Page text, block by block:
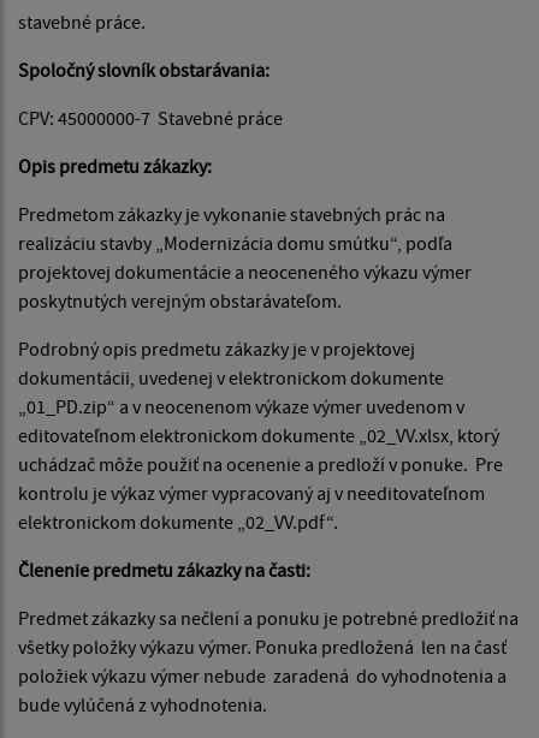
stavebné práce.
Spoločný slovník obstarávania:
CPV: 45000000-7 Stavebné práce
Opis predmetu zákazky:
Predmetom zákazky je vykonanie stavebných prác na
realizáciu stavby „Modernizácia domu smútku“, podľa
projektovej dokumentácie a neoceneného výkazu výmer
poskytnutých verejným obstarávateľom.
Podrobný opis predmetu zákazky je v projektovej
dokumentácii, uvedenej v elektronickom dokumente
„01_PD.zip“ a v neocenenom výkaze výmer uvedenom v
editovateľnom elektronickom dokumente „02_VV.xlsx, ktorý
uchádzač môže použiť na ocenenie a predloží v ponuke. Pre
kontrolu je výkaz výmer vypracovaný aj v needitovateľnom
elektronickom dokumente „02_VV.pdf“.
Členenie predmetu zákazky na časti:
Predmet zákazky sa nečlení a ponuku je potrebné predložiť na
všetky položky výkazu výmer. Ponuka predložená len na časť
položiek výkazu výmer nebude zaradená do vyhodnotenia a
bude vylúčená z vyhodnotenia.